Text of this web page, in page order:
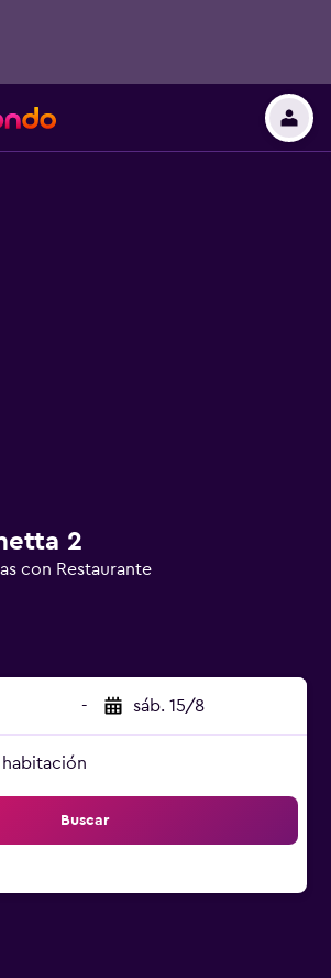
2
con Restaurante
- sáb. 15/8
habitación
Buscar